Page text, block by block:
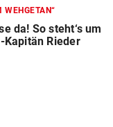
WEHGETAN“
da! So steht‘s um
Kapitän Rieder